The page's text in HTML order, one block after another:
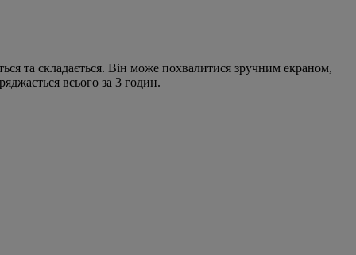
та складається. Він може похвалитися зручним екраном,
всього за 3 годин.